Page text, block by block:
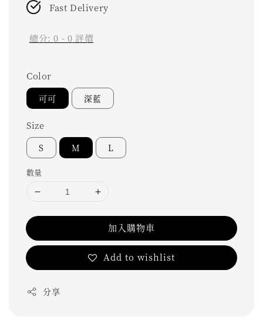
Fast Delivery
總分:0 - 0 評價
Color
可可 深藍
Size
S M L
數量
加入購物車
Add to wishlist
分享